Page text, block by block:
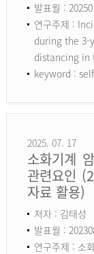
발표월 :
연구주제 :
during the 3-
distancing in
keyword :
2025. 07. 17
소화기계
관련요인
자료 활용)
저자 : 김태성
발표월 :
연구주제 : 소